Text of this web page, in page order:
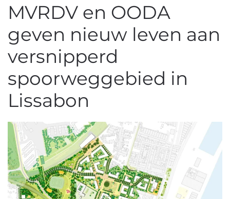
MVRDV en OODA
geven nieuw leven aan
versnipperd
spoorweggebied in
Lissabon